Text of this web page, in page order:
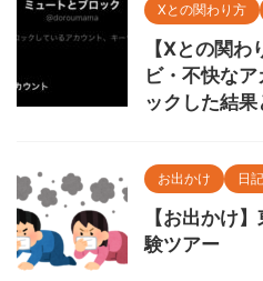
Xとの関わり方
【Xとの関
ビ・不快な
ックした結果
お出かけ 日記
【お出かけ
験ツアー